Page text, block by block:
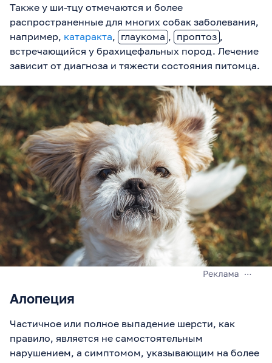
Также у ши-тцу отмечаются и более
распространенные для многих собак заболевания,
например, катаракта, глаукома , проптоз ,
встречающийся у брахицефальных пород. Лечение
зависит от диагноза и тяжести состояния питомца.
Алопеция
Частичное или полное выпадение шерсти, как
правило, является не самостоятельным
нарушением, а симптомом, указывающим на более